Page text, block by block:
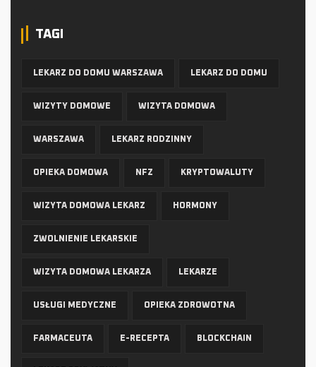
TAGI
LEKARZ DO DOMU WARSZAWA LEKARZ DO DOMU
WIZYTY DOMOWE WIZYTA DOMOWA
WARSZAWA LEKARZ RODZINNY
OPIEKA DOMOWA NFZ KRYPTOWALUTY
WIZYTA DOMOWA LEKARZ HORMONY
ZWOLNIENIE LEKARSKIE
WIZYTA DOMOWA LEKARZA LEKARZE
USŁUGI MEDYCZNE OPIEKA ZDROWOTNA
FARMACEUTA E-RECEPTA BLOCKCHAIN